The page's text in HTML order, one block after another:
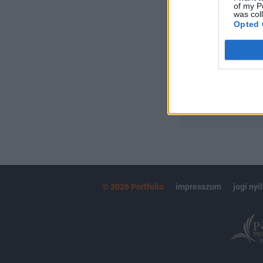
of my
was
Opted
© 2026 Portfolio impresszum jogi